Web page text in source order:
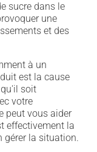
sucre dans le
une
et des
à un
est la cause
soit
votre
peut vous aider
effectivement la
gérer la situation.